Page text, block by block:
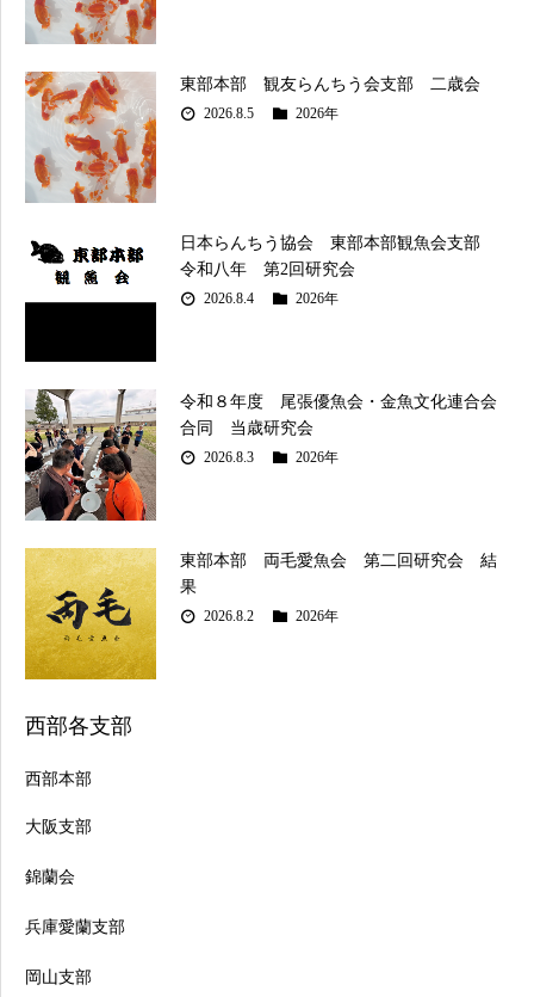
東部本部 観友らんちう会支部 二歳会
2026.8.5 2026年
日本らんちう協会 東部本部観魚会支部
令和八年 第2回研究会
2026.8.4 2026年
令和８年度 尾張優魚会・金魚文化連合会
合同 当歳研究会
2026.8.3 2026年
東部本部 両毛愛魚会 第二回研究会 結
果
2026.8.2 2026年
西部各支部
西部本部
大阪支部
錦蘭会
兵庫愛蘭支部
岡山支部